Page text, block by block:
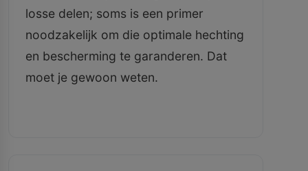
losse delen; soms is een primer
noodzakelijk om die optimale hechting
en bescherming te garanderen. Dat
moet je gewoon weten.